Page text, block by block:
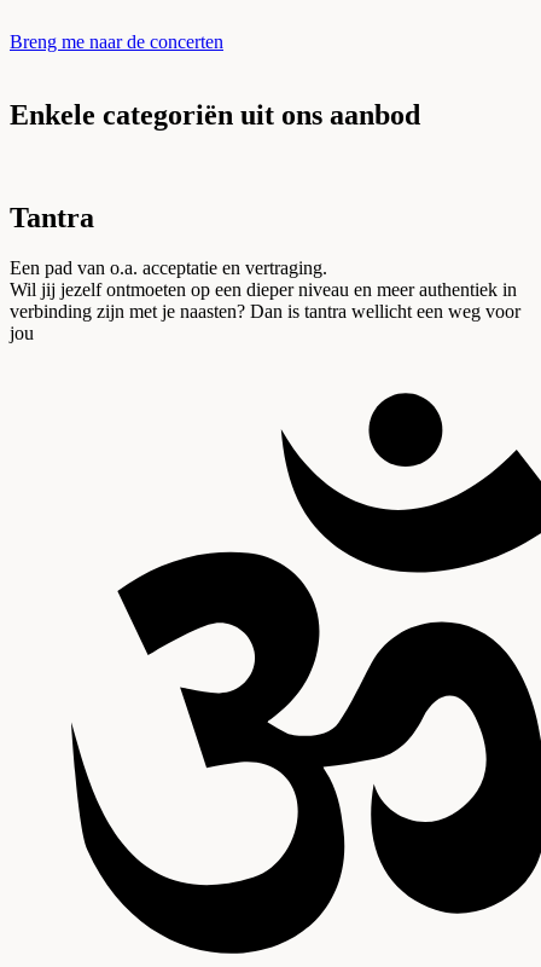
Breng me naar de concerten
Enkele categoriën uit ons aanbod
Tantra
Een pad van o.a. acceptatie en vertraging.
Wil jij jezelf ontmoeten op een dieper niveau en meer authentiek in
verbinding zijn met je naasten? Dan is tantra wellicht een weg voor
jou